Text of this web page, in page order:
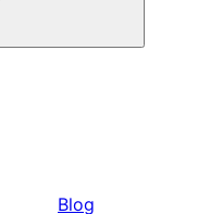
Blog